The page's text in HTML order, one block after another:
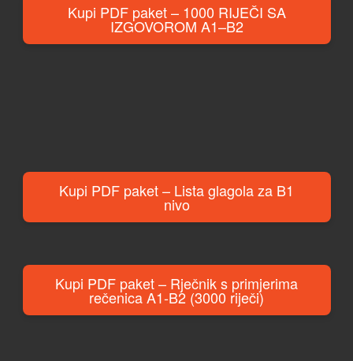
Kupi PDF paket – 1000 RIJEČI SA
IZGOVOROM A1–B2
Kupi PDF paket – Lista glagola za B1
nivo
Kupi PDF paket – Rječnik s primjerima
rečenica A1-B2 (3000 riječi)